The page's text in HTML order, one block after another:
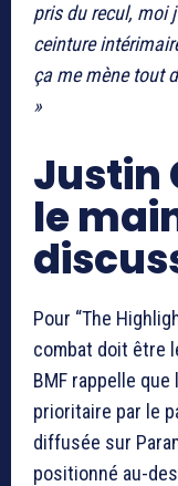
pris du recul, moi
ceinture
ça me mène tout
»
Justin
le
Pour “The
combat doit être
BMF rappelle que
prioritaire par le
diffusée sur
positionné au-